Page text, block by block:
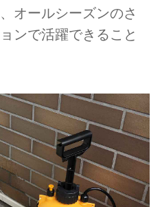
オールシーズンのさ
ンで活躍できること